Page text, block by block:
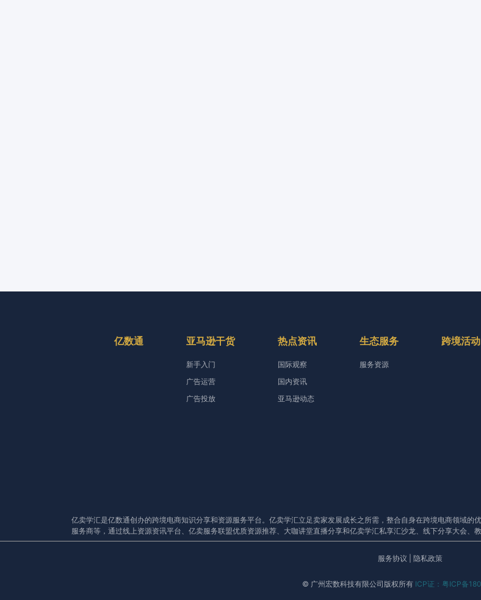
亿数通 亚马逊干货
新手入门
广告运营
广告投放
热点资讯
国际观察
国内资讯
亚马逊动态
生态服务
服务资源
跨境活动
亿卖学汇是亿数通创办的跨境电商知识分享和资源服务平台。亿卖学汇立足卖家发展成长之所需，整合自身在跨境电商领域
服务商等，通过线上资源资讯平台、亿卖服务联盟优质资源推荐、大咖讲堂直播分享和亿卖学汇私享汇沙龙、线下分享大会、
服务协议 隐私政策
© 广州宏数科技有限公司版权所有 ICP证：粤ICP备